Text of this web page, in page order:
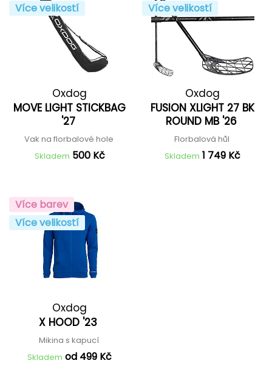
Více velikostí
Oxdog
MOVE LIGHT STICKBAG
'27
Vak na florbalové hole
Skladem 500 Kč
Více velikostí
Oxdog
FUSION XLIGHT 27 BK
ROUND MB '26
Florbalová hůl
Skladem 1 749 Kč
Více barev
Více velikostí
Oxdog
X HOOD '23
Mikina s kapucí
Skladem od 499 Kč